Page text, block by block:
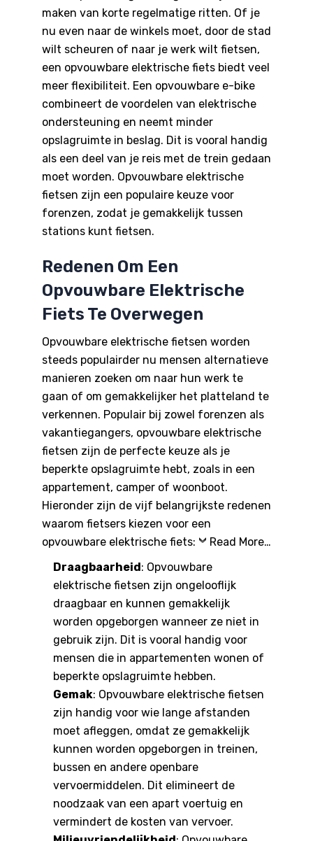
maken van korte regelmatige ritten. Of je
nu even naar de winkels moet, door de stad
wilt scheuren of naar je werk wilt fietsen,
een opvouwbare elektrische fiets biedt veel
meer flexibiliteit. Een opvouwbare e-bike
combineert de voordelen van elektrische
ondersteuning en neemt minder
opslagruimte in beslag. Dit is vooral handig
als een deel van je reis met de trein gedaan
moet worden. Opvouwbare elektrische
fietsen zijn een populaire keuze voor
forenzen, zodat je gemakkelijk tussen
stations kunt fietsen.
Redenen Om Een
Opvouwbare Elektrische
Fiets Te Overwegen
Opvouwbare elektrische fietsen worden
steeds populairder nu mensen alternatieve
manieren zoeken om naar hun werk te
gaan of om gemakkelijker het platteland te
verkennen. Populair bij zowel forenzen als
vakantiegangers, opvouwbare elektrische
fietsen zijn de perfecte keuze als je
beperkte opslagruimte hebt, zoals in een
appartement, camper of woonboot.
Hieronder zijn de vijf belangrijkste redenen
waarom fietsers kiezen voor een
opvouwbare elektrische fiets:
Read More…
Draagbaarheid: Opvouwbare
elektrische fietsen zijn ongelooflijk
draagbaar en kunnen gemakkelijk
worden opgeborgen wanneer ze niet in
gebruik zijn. Dit is vooral handig voor
mensen die in appartementen wonen of
beperkte opslagruimte hebben.
Gemak: Opvouwbare elektrische fietsen
zijn handig voor wie lange afstanden
moet afleggen, omdat ze gemakkelijk
kunnen worden opgeborgen in treinen,
bussen en andere openbare
vervoermiddelen. Dit elimineert de
noodzaak van een apart voertuig en
vermindert de kosten van vervoer.